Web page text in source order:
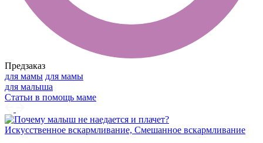
Предзаказ
для мамы для мамы
для малыша
Статьи в помощь маме
Искусственное вскармливание, Смешанное вскармливание